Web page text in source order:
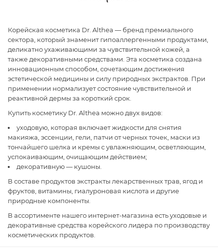
Корейская косметика Dr. Althea — бренд премиального
сектора, который знаменит гипоаллергенными продуктами,
деликатно ухаживающими за чувствительной кожей, а
также декоративными средствами. Эта косметика создана
инновационным способом, сочетающим достижения
эстетической медицины и силу природных экстрактов. При
применении нормализует состояние чувствительной и
реактивной дермы за короткий срок.
Купить косметику Dr. Althea можно двух видов:
уходовую, которая включает жидкости для снятия
макияжа, эссенции, гели, патчи от черных точек, маски из
тончайшего шелка и кремы с увлажняющим, осветляющим,
успокаивающим, очищающим действием;
декоративную — кушоны.
В составе продуктов экстракты лекарственных трав, ягод и
фруктов, витамины, гиалуроновая кислота и другие
природные компоненты.
В ассортименте нашего интернет-магазина есть уходовые и
декоративные средства корейского лидера по производству
косметических продуктов.